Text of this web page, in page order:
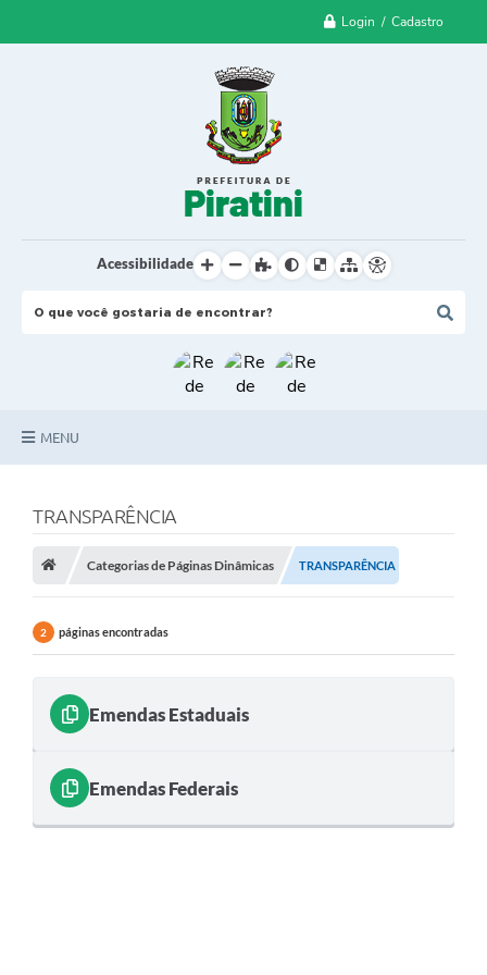
Login / Cadastro
Acessibilidade
MENU
TRANSPARÊNCIA
Legislação
Vídeos
Arquivos para Download
Audiências Públicas
Notícias
TRANSPARÊNCIA
Categorias de Páginas Dinâmicas TRANSPARÊNCIA
2 páginas encontradas
Emendas Estaduais
Emendas Federais